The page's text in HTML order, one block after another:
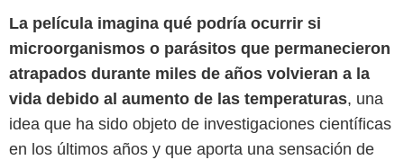
La película imagina qué podría ocurrir si
microorganismos o parásitos que permanecieron
atrapados durante miles de años volvieran a la
vida debido al aumento de las temperaturas, una
idea que ha sido objeto de investigaciones científicas
en los últimos años y que aporta una sensación de